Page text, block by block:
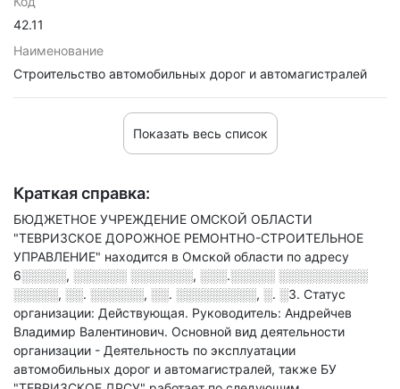
42.11
Наименование
Строительство автомобильных дорог и автомагистралей
Показать весь список
Краткая справка:
БЮДЖЕТНОЕ УЧРЕЖДЕНИЕ ОМСКОЙ ОБЛАСТИ
"ТЕВРИЗСКОЕ ДОРОЖНОЕ РЕМОНТНО-СТРОИТЕЛЬНОЕ
УПРАВЛЕНИЕ" находится в Омской области по адресу
6░░░░░, ░░░░░░ ░░░░░░░, ░░░.░░░░░ ░░░░░░░░░░
░░░░░, ░░. ░░░░░░, ░░. ░░░░░░░░░, ░. ░3. Статус
организации: Действующая. Руководитель: Андрейчев
Владимир Валентинович. Основной вид деятельности
организации - Деятельность по эксплуатации
автомобильных дорог и автомагистралей, также БУ